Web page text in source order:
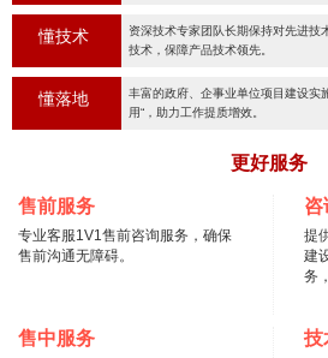
懂技术
资深技术专家团队长期保持对先进技
技术，保障产品技术领先。
懂落地
丰富的政府、企事业单位项目建设实
用“，助力工作提质增效。
更好服务
售前服务
专业客服1V1售前咨询服务，确保
售前沟通无障碍。
咨
提
建
务
售中服务 技